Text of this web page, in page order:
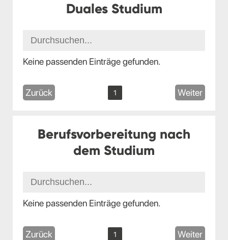
Duales Studium
Keine passenden Einträge gefunden.
Zurück 1 Weiter
Berufsvorbereitung nach
dem Studium
Keine passenden Einträge gefunden.
Zurück 1 Weiter